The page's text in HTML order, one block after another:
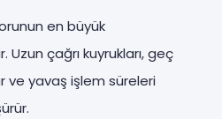
en büyük
Uzun çağrı kuyrukları, geç
yavaş işlem süreleri